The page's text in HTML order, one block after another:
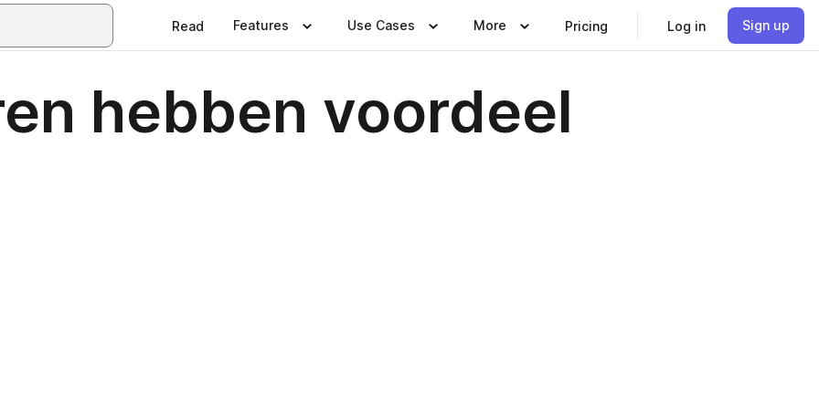
Read Features Use Cases More Pricing Log in Sign up
hebben voordeel